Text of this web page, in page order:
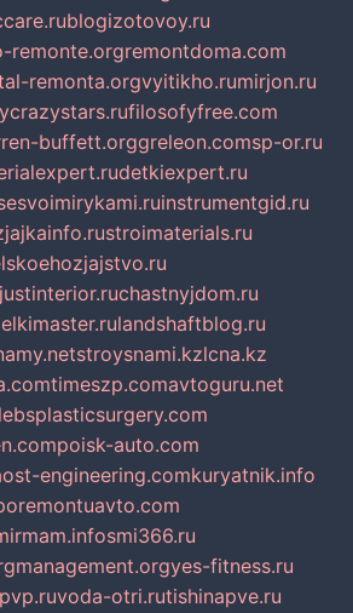
blogizotovoy.ru
remonte.orgremontdoma.com
remonta.orgvyitikho.rumirjon.ru
filosofyfree.com
buffett.orggreleon.comsp-or.ru
detkiexpert.ru
instrumentgid.ru
stroimaterials.ru
justinterior.ruchastnyjdom.ru
landshaftblog.ru
stroysnami.kzlcna.kz
timeszp.comavtoguru.net
poisk-auto.com
ost-engineering.comkuryatnik.info
smi366.ru
yes-fitness.ru
voda-otri.rutishinapve.ru